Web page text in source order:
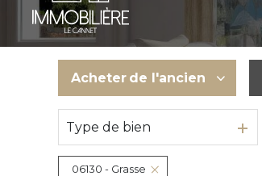
Acheter de l'ancien
De l'ancien
Type de bien
06130 - Grasse